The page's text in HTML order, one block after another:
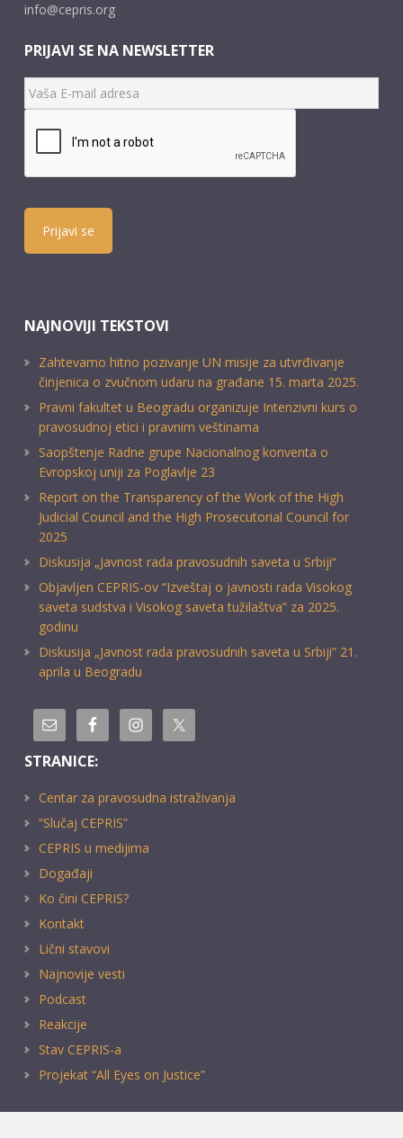
info@cepris.org
PRIJAVI SE NA NEWSLETTER
Prijavi se
NAJNOVIJI TEKSTOVI
Zahtevamo hitno pozivanje UN misije za utvrđivanje
činjenica o zvučnom udaru na građane 15. marta 2025.
Pravni fakultet u Beogradu organizuje Intenzivni kurs o
pravosudnoj etici i pravnim veštinama
Saopštenje Radne grupe Nacionalnog konventa o
Evropskoj uniji za Poglavlje 23
Report on the Transparency of the Work of the High
Judicial Council and the High Prosecutorial Council for
2025
Diskusija „Javnost rada pravosudnih saveta u Srbiji“
Objavljen CEPRIS-ov “Izveštaj o javnosti rada Visokog
saveta sudstva i Visokog saveta tužilaštva” za 2025.
godinu
Diskusija „Javnost rada pravosudnih saveta u Srbiji” 21.
aprila u Beogradu
STRANICE:
Centar za pravosudna istraživanja
“Slučaj CEPRIS”
CEPRIS u medijima
Događaji
Ko čini CEPRIS?
Kontakt
Lični stavovi
Najnovije vesti
Podcast
Reakcije
Stav CEPRIS-a
Projekat “All Eyes on Justice”